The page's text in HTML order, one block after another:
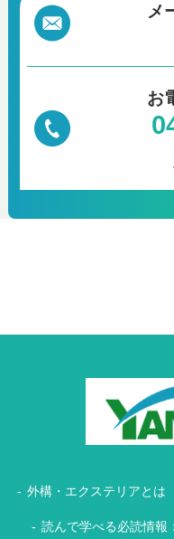
メ
お
外構・エクステリアとは
読んで学べる必読情報